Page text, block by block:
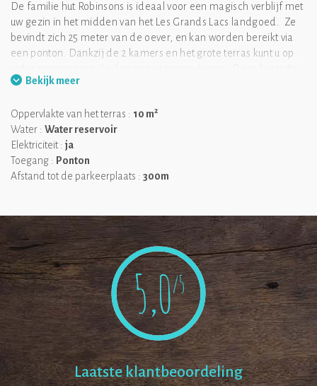
De familie hut Robinsons is ideaal voor een magisch verblijf met
uw gezin in het midden van het Les Grands Lacs landgoed. Ze
bevindt zich 25 meter van de oever, en kan worden bereikt via
een ponton. Dankzij de 2 kamers en het grote terras kunt u op
perfecte plek om te genieten van zowel comfort als avontuur,
Wat wij leuk vinden:
het grote terras dat de 2 hutten verbindt.
Bekijk meer
Oppervlakte van het terras : 10 m2
Water : Water reservoir
Elektriciteit : ja
Toegang : Ponton
Afstand tot de parkeerplaats : 300m
5,0/5
Laatste klantbeoordeling